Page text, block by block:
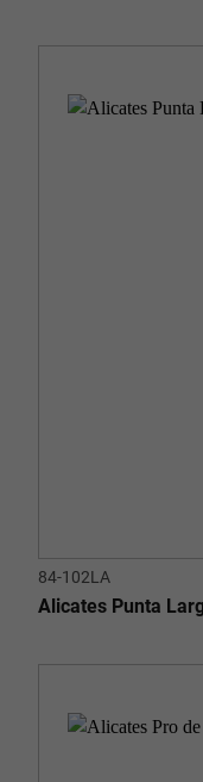
84-102LA
Alicates Punta